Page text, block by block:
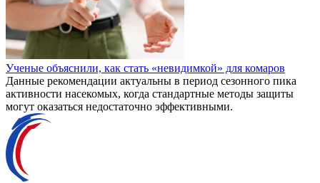
Ученые объяснили, как стать «невидимкой» для комаров
Данные рекомендации актуальны в период сезонного пика
активности насекомых, когда стандартные методы защиты
могут оказаться недостаточно эффективными.